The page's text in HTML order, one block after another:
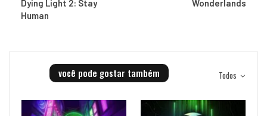
Dying Light 2: Stay
Human
Wonderlands
Todos
você pode gostar também